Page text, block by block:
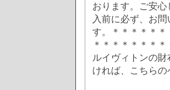
おります。ご安
入前に必ず、お
す。＊＊＊＊＊
＊＊＊＊＊＊＊
ルイヴィトンの
ければ、こちら